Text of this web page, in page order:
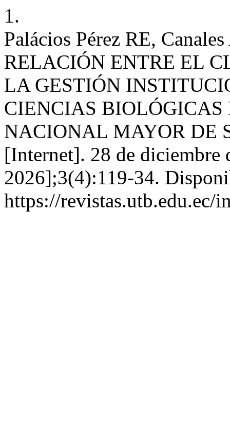
1.
Palácios Pérez RE,
RELACIÓN ENTRE EL
LA GESTIÓN
CIENCIAS
NACIONAL MAYOR DE
[Internet]. 28 de diciembre
2026];3(4):119-34.
https://revistas.utb.edu.ec/